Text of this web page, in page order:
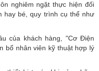
nghiêm ngặt thực hiện đối
hay bé, quy trình cụ thể như
của khách hàng, "Cơ Điện
bổ nhân viên kỹ thuật hợp lý